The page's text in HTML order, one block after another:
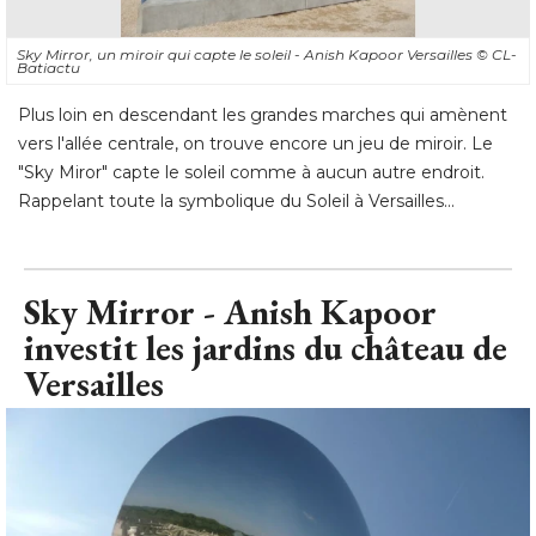
Sky Mirror, un miroir qui capte le soleil - Anish Kapoor Versailles © CL-
Batiactu
Plus loin en descendant les grandes marches qui amènent
vers l'allée centrale, on trouve encore un jeu de miroir. Le
"Sky Miror" capte le soleil comme à aucun autre endroit.
Rappelant toute la symbolique du Soleil à Versailles...
Sky Mirror - Anish Kapoor
investit les jardins du château de
Versailles